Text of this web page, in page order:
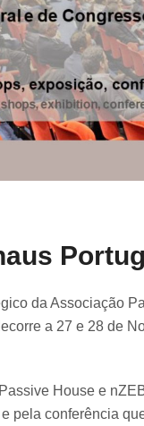
da Associação
a 27 e 28 de
House e
pela conferência